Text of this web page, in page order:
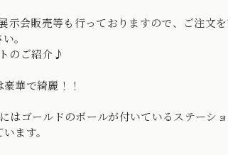
示会販売等も行っておりますので、ご注文
。
のご紹介♪
華で綺麗！！
はゴールドのボールが付いているステーシ
ます。